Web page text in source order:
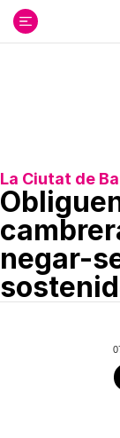
contenido
La Ciutat de
negar-